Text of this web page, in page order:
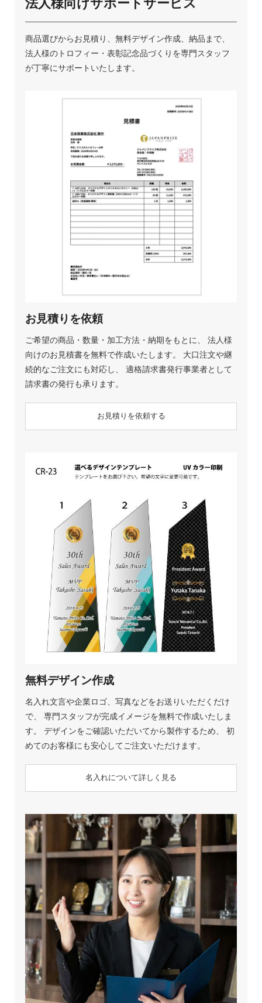
法人様向けサポートサービス
商品選びからお見積り、無料デザイン作成、納品まで、
法人様のトロフィー・表彰記念品づくりを専門スタッフ
が丁寧にサポートいたします。
お見積りを依頼
ご希望の商品・数量・加工方法・納期をもとに、 法人様
向けのお見積書を無料で作成いたします。 大口注文や継
続的なご注文にも対応し、 適格請求書発行事業者として
請求書の発行も承ります。
お見積りを依頼する
無料デザイン作成
名入れ文言や企業ロゴ、写真などをお送りいただくだけ
で、 専門スタッフが完成イメージを無料で作成いたしま
す。 デザインをご確認いただいてから製作するため、 初
めてのお客様にも安心してご注文いただけます。
名入れについて詳しく見る